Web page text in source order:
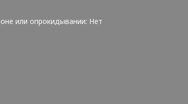
или опрокидывании: Нет